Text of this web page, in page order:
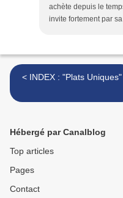
achète depuis le
invite fortement par
< INDEX : "Plats Uniques"
Hébergé par Canalblog
Top articles
Pages
Contact